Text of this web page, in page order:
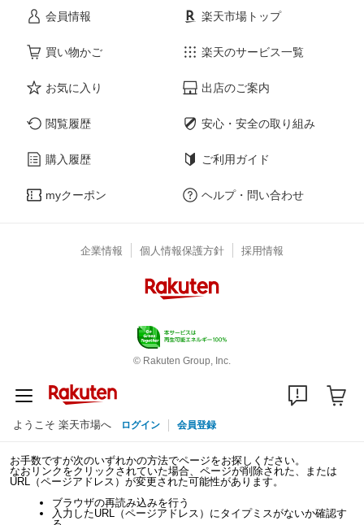
会員情報
買い物かご
お気に入り
閲覧履歴
購入履歴
myクーポン
楽天市場トップ
楽天のサービス一覧
出店のご案内
安心・安全の取り組み
ご利用ガイド
ヘルプ・問い合わせ
企業情報 個人情報保護方針 採用情報
© Rakuten Group, Inc.
ようこそ 楽天市場へ ログイン 会員登録
お手数ですが次のいずれかの方法でページをお探しください。
なおリンクをクリックされていた場合、ページが削除された、または
URL（ページアドレス）が変更された可能性があります。
ブラウザの再読み込みを行う
入力したURL（ページアドレス）にタイプミスがないか確認す